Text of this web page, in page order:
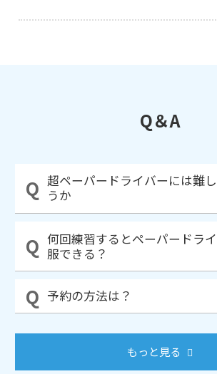
Q＆A
超ペーパードライバーには難
うか
何回練習するとペーパードラ
服できる？
予約の方法は？
もっと見る